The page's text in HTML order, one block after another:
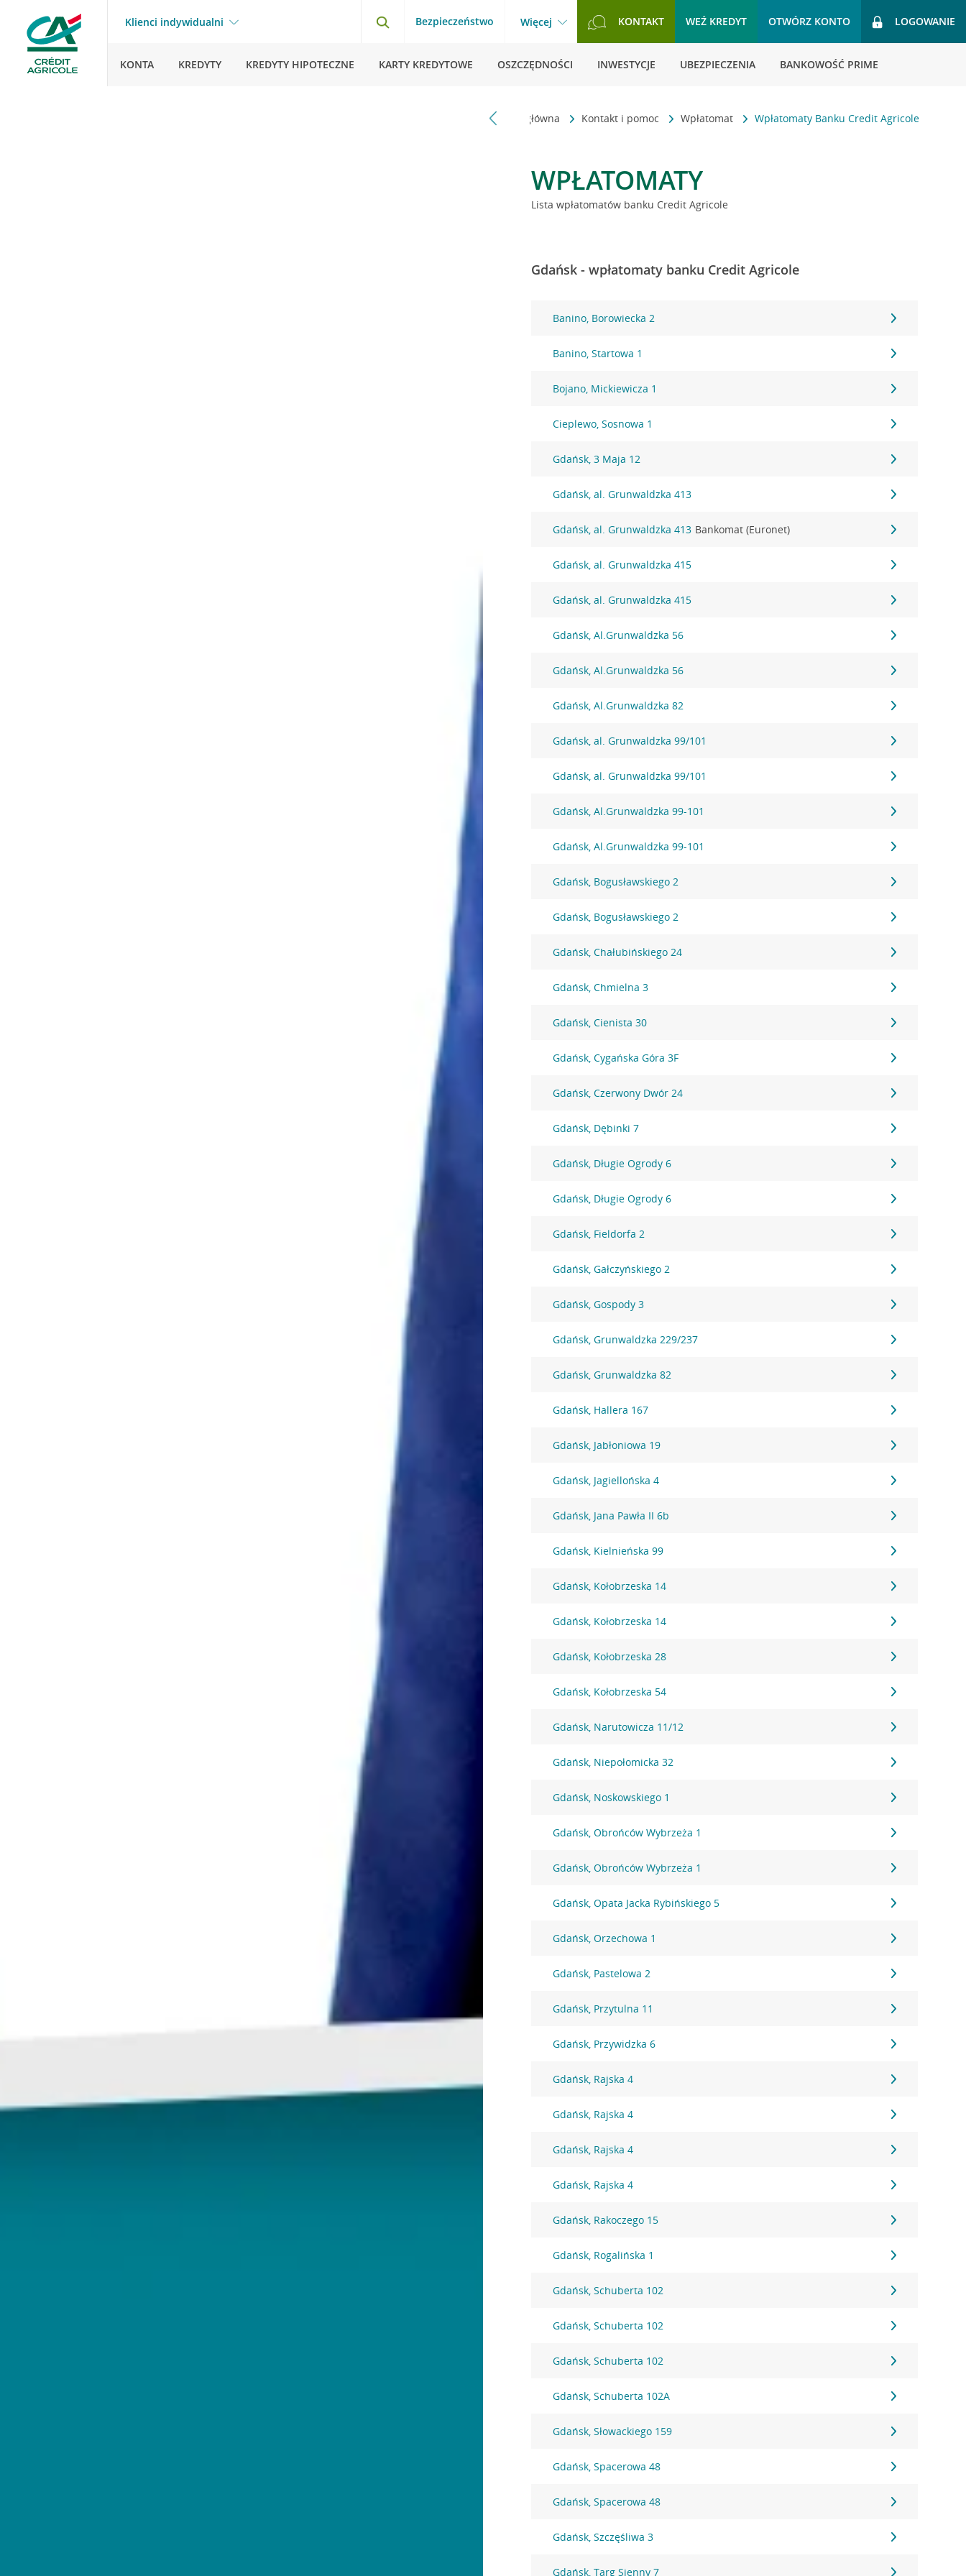
Klienci indywidualni Bezpieczeństwo Więcej KONTAKT WEŹ KREDYT OTWÓRZ KONTO LOGOWANIE
KONTA KREDYTY KREDYTY HIPOTECZNE KARTY KREDYTOWE OSZCZĘDNOŚCI INWESTYCJE UBEZPIECZENIA BANKOWOŚĆ PRIME
Strona główna Kontakt i pomoc Wpłatomat Wpłatomaty Banku Credit Agricole
WPŁATOMATY
Lista wpłatomatów banku Credit Agricole
Gdańsk - wpłatomaty banku Credit Agricole
Banino, Borowiecka 2
Banino, Startowa 1
Bojano, Mickiewicza 1
Cieplewo, Sosnowa 1
Gdańsk, 3 Maja 12
Gdańsk, al. Grunwaldzka 413
Gdańsk, al. Grunwaldzka 413 Bankomat (Euronet)
Gdańsk, al. Grunwaldzka 415
Gdańsk, al. Grunwaldzka 415
Gdańsk, Al.Grunwaldzka 56
Gdańsk, Al.Grunwaldzka 56
Gdańsk, Al.Grunwaldzka 82
Gdańsk, al. Grunwaldzka 99/101
Gdańsk, al. Grunwaldzka 99/101
Gdańsk, Al.Grunwaldzka 99-101
Gdańsk, Al.Grunwaldzka 99-101
Gdańsk, Bogusławskiego 2
Gdańsk, Bogusławskiego 2
Gdańsk, Chałubińskiego 24
Gdańsk, Chmielna 3
Gdańsk, Cienista 30
Gdańsk, Cygańska Góra 3F
Gdańsk, Czerwony Dwór 24
Gdańsk, Dębinki 7
Gdańsk, Długie Ogrody 6
Gdańsk, Długie Ogrody 6
Gdańsk, Fieldorfa 2
Gdańsk, Gałczyńskiego 2
Gdańsk, Gospody 3
Gdańsk, Grunwaldzka 229/237
Gdańsk, Grunwaldzka 82
Gdańsk, Hallera 167
Gdańsk, Jabłoniowa 19
Gdańsk, Jagiellońska 4
Gdańsk, Jana Pawła II 6b
Gdańsk, Kielnieńska 99
Gdańsk, Kołobrzeska 14
Gdańsk, Kołobrzeska 14
Gdańsk, Kołobrzeska 28
Gdańsk, Kołobrzeska 54
Gdańsk, Narutowicza 11/12
Gdańsk, Niepołomicka 32
Gdańsk, Noskowskiego 1
Gdańsk, Obrońców Wybrzeża 1
Gdańsk, Obrońców Wybrzeża 1
Gdańsk, Opata Jacka Rybińskiego 5
Gdańsk, Orzechowa 1
Gdańsk, Pastelowa 2
Gdańsk, Przytulna 11
Gdańsk, Przywidzka 6
Gdańsk, Rajska 4
Gdańsk, Rajska 4
Gdańsk, Rajska 4
Gdańsk, Rajska 4
Gdańsk, Rakoczego 15
Gdańsk, Rogalińska 1
Gdańsk, Schuberta 102
Gdańsk, Schuberta 102
Gdańsk, Schuberta 102
Gdańsk, Schuberta 102A
Gdańsk, Słowackiego 159
Gdańsk, Spacerowa 48
Gdańsk, Spacerowa 48
Gdańsk, Szczęśliwa 3
Gdańsk, Targ Sienny 7